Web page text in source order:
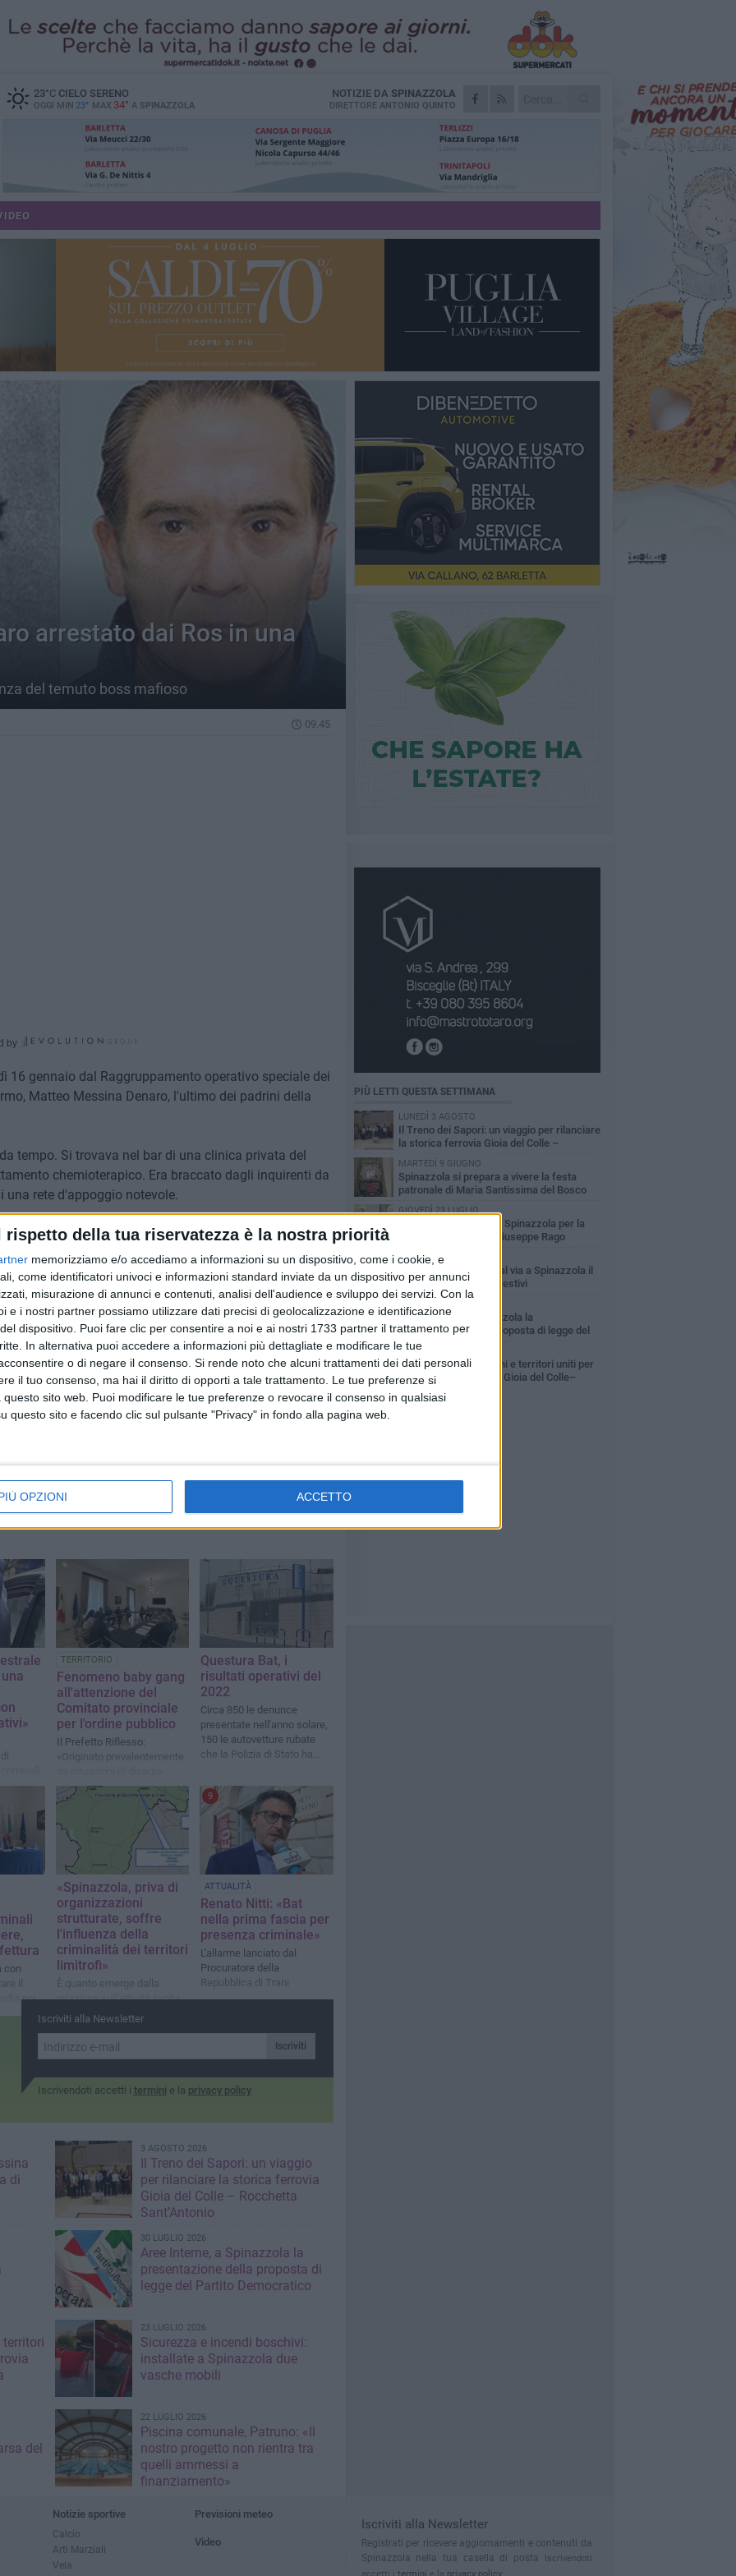
rispetto della tua riservatezza è la nostra priorità
memorizziamo e/o accediamo a informazioni su un dispositivo, come i cookie, e
come identificatori univoci e informazioni standard inviate da un dispositivo per annunci
misurazione di annunci e contenuti, analisi dell'audience e sviluppo dei servizi. Con la
e i nostri partner possiamo utilizzare dati precisi di geolocalizzazione e identificazione
dispositivo. Puoi fare clic per consentire a noi e ai nostri 1733 partner il trattamento per
In alternativa puoi accedere a informazioni più dettagliate e modificare le tue
o di negare il consenso. Si rende noto che alcuni trattamenti dei dati personali
il tuo consenso, ma hai il diritto di opporti a tale trattamento. Le tue preferenze si
sito web. Puoi modificare le tue preferenze o revocare il consenso in qualsiasi
questo sito e facendo clic sul pulsante "Privacy" in fondo alla pagina web.
OPZIONI ACCETTO
23°CCIELO SERENO
OGGI MIN 23° MAX 34° A SPINAZZOLA
NOTIZIE DA SPINAZZOLA
DIRETTORE ANTONIO QUINTO
arrestato dai Ros in una
del temuto boss mafioso
09.45
by
16 gennaio dal Raggruppamento operativo speciale dei
Matteo Messina Denaro, l'ultimo dei padrini della
tempo. Si trovava nel bar di una clinica privata del
chemioterapico. Era braccato dagli inquirenti da
una rete d'appoggio notevole.
di Palermo, Maurizio de Lucia, e dal procuratore
scortato verso la Stazione dei Carabinieri di San
di non arrendersi di fronte alla mafia» ha
Meloni. «All'indomani dell'anniversario dell'arresto
organizzata è stato assicurato alla giustizia».
TERRITORIO
Fenomeno baby gang
all'attenzione del
Comitato provinciale
per l'ordine pubblico
Il Prefetto Riflesso:
«Originato prevalentemente
familiare o sociale»
Questura Bat, i
risultati operativi del
2022
Circa 850 le denunce
presentate nell'anno solare,
150 le autovetture rubate
che la Polizia di Stato ha
legittimi proprietari
con
il
nel
«Spinazzola, priva di
organizzazioni
strutturate, soffre
l'influenza della
criminalità dei territori
limitrofi»
È quanto emerge dalla
relazione sull'attività svolta
dalla Direzione investigativa
semestre 2021
9
ATTUALITÀ
Renato Nitti: «Bat
nella prima fascia per
presenza criminale»
L'allarme lanciato dal
Procuratore della
Repubblica di Trani
Iscriviti alla Newsletter
Iscriviti
Iscrivendoti accetti i termini e la privacy policy
di
3 AGOSTO 2026
Il Treno dei Sapori: un viaggio
per rilanciare la storica ferrovia
Gioia del Colle – Rocchetta
Sant’Antonio
30 LUGLIO 2026
Aree Interne, a Spinazzola la
presentazione della proposta di
legge del Partito Democratico
23 LUGLIO 2026
Sicurezza e incendi boschivi:
installate a Spinazzola due
vasche mobili
del
22 LUGLIO 2026
Piscina comunale, Patruno: «Il
nostro progetto non rientra tra
quelli ammessi a
finanziamento»
PIÙ LETTI QUESTA SETTIMANA
LUNEDÌ 3 AGOSTO
Il Treno dei Sapori: un viaggio per rilanciare
la storica ferrovia Gioia del Colle –
Rocchetta Sant’Antonio
MARTEDÌ 9 GIUGNO
Spinazzola si prepara a vivere la festa
patronale di Maria Santissima del Bosco
GIOVEDÌ 23 LUGLIO
Cordoglio della Città di Spinazzola per la
scomparsa del dott. Giuseppe Rago
GIOVEDÌ 2 LUGLIO
Ferie artistiche 2026: al via a Spinazzola il
cartellone degli eventi estivi
Aree Interne, a Spinazzola la
presentazione della proposta di legge del
Partito Democratico
GIOVEDÌ 30 LUGLIO
A Spinazzola istituzioni e territori uniti per
valorizzare la ferrovia Gioia del Colle–
Rocchetta Sant'Antonio
Notizie sportive
Calcio
Arti Marziali
Vela
Previsioni meteo
Video
Iscriviti alla Newsletter
Registrati per ricevere aggiornamenti e contenuti da
Spinazzola nella tua casella di posta
Iscrivendoti